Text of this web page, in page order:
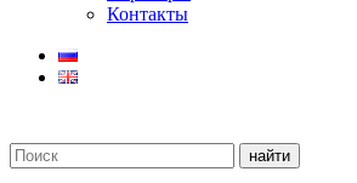
Контакты